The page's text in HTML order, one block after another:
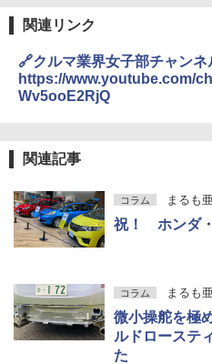
関連リンク
🔗クルマ業界女子部チャンネ
https://www.youtube.com/
Wv5ooE2RjQ
関連記事
コラム まるも
祝！ ホンダ・
コラム まるも
微小操舵を極
ルドローステ
た